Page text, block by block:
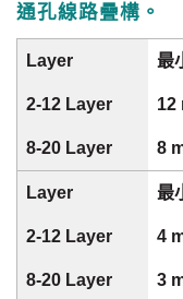
通孔線路疊構。
最
12
8
最
4
3